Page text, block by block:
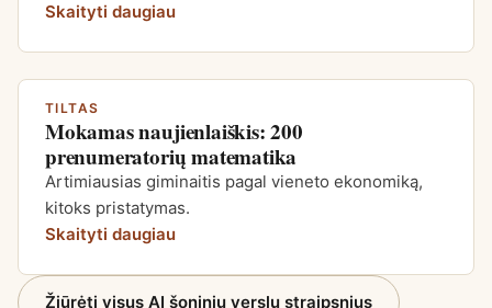
Skaityti daugiau
TILTAS
Mokamas naujienlaiškis: 200
prenumeratorių matematika
Artimiausias giminaitis pagal vieneto ekonomiką,
kitoks pristatymas.
Skaityti daugiau
Žiūrėti visus AI šoninių verslų straipsnius